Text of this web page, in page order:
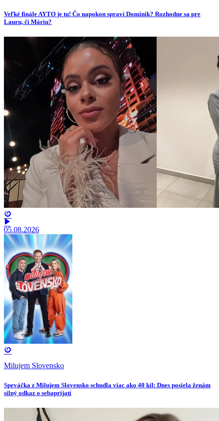
Veľké finále AYTO je tu! Čo napokon spraví Dominik? Rozhodne sa pre
Lauru, či Máriu?
05.08.2026
Milujem Slovensko
Speváčka z Milujem Slovensko schudla viac ako 40 kíl: Dnes posiela ženám
silný odkaz o sebaprijatí